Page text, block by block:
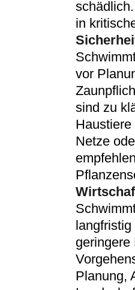
in
vor
sind zu
Netze
geringere
Planung,